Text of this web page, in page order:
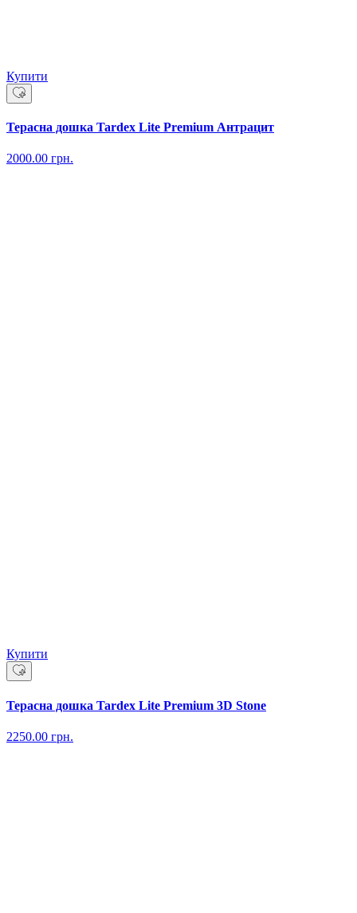
Купити
Терасна дошка Tardex Lite Premium Антрацит
2000.00 грн.
Купити
Терасна дошка Tardex Lite Premium 3D Stone
2250.00 грн.